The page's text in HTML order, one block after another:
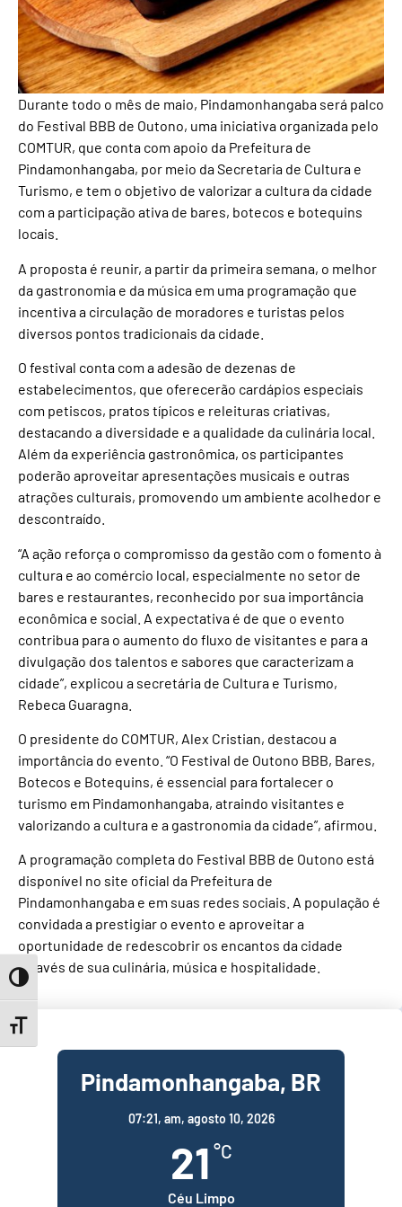
Toggle High Contrast
Toggle Font size
Durante todo o mês de maio, Pindamonhangaba será palco
do Festival BBB de Outono, uma iniciativa organizada pelo
COMTUR, que conta com apoio da Prefeitura de
Pindamonhangaba, por meio da Secretaria de Cultura e
Turismo, e tem o objetivo de valorizar a cultura da cidade
com a participação ativa de bares, botecos e botequins
locais.
A proposta é reunir, a partir da primeira semana, o melhor
da gastronomia e da música em uma programação que
incentiva a circulação de moradores e turistas pelos
diversos pontos tradicionais da cidade.
O festival conta com a adesão de dezenas de
estabelecimentos, que oferecerão cardápios especiais
com petiscos, pratos típicos e releituras criativas,
destacando a diversidade e a qualidade da culinária local.
Além da experiência gastronômica, os participantes
poderão aproveitar apresentações musicais e outras
atrações culturais, promovendo um ambiente acolhedor e
descontraído.
“A ação reforça o compromisso da gestão com o fomento à
cultura e ao comércio local, especialmente no setor de
bares e restaurantes, reconhecido por sua importância
econômica e social. A expectativa é de que o evento
contribua para o aumento do fluxo de visitantes e para a
divulgação dos talentos e sabores que caracterizam a
cidade”, explicou a secretária de Cultura e Turismo,
Rebeca Guaragna.
O presidente do COMTUR, Alex Cristian, destacou a
importância do evento. “O Festival de Outono BBB, Bares,
Botecos e Botequins, é essencial para fortalecer o
turismo em Pindamonhangaba, atraindo visitantes e
valorizando a cultura e a gastronomia da cidade”, afirmou.
A programação completa do Festival BBB de Outono está
disponível no site oficial da Prefeitura de
Pindamonhangaba e em suas redes sociais. A população é
convidada a prestigiar o evento e aproveitar a
oportunidade de redescobrir os encantos da cidade
através de sua culinária, música e hospitalidade.
Pindamonhangaba, BR
07:21, am, agosto 10, 2026
21 °C
Céu Limpo